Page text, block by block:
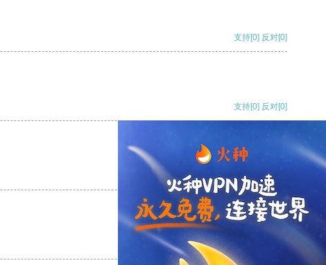
支持[0] 反对[0]
支持[0] 反对[0]
支持 反对
[0]